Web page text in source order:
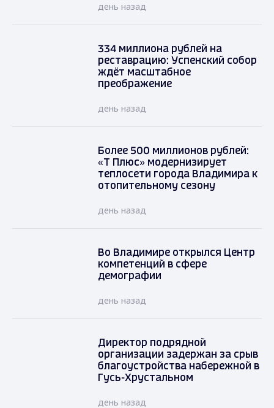
день назад
334 миллиона рублей на
реставрацию: Успенский собор
ждёт масштабное
преображение
день назад
Более 500 миллионов рублей:
«Т Плюс» модернизирует
теплосети города Владимира к
отопительному сезону
день назад
Во Владимире открылся Центр
компетенций в сфере
демографии
день назад
Директор подрядной
организации задержан за срыв
благоустройства набережной в
Гусь-Хрустальном
день назад